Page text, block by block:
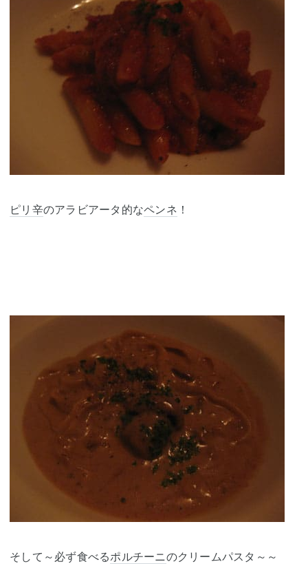
ピリ辛のアラビアータ的なペンネ ！
そして～必ず食べるポルチーニのクリームパスタ～～